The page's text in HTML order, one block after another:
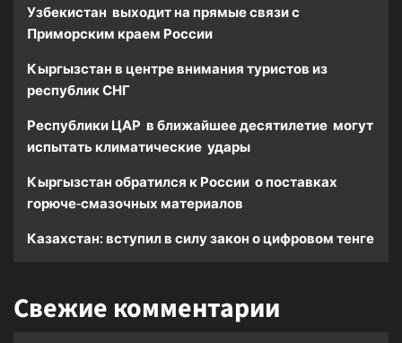
Узбекистан выходит на прямые связи с
Приморским краем России
Кыргызстан в центре внимания туристов из
республик СНГ
Республики ЦАР в ближайшее десятилетие могут
испытать климатические удары
Кыргызстан обратился к России о поставках
горюче-смазочных материалов
Казахстан: вступил в силу закон о цифровом тенге
Свежие комментарии